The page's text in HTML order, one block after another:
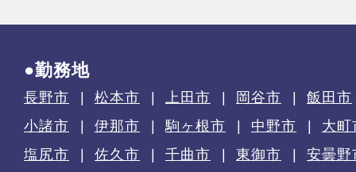
●勤務地
長野市 松本市 上田市 岡谷市
飯田市
小諸市
伊那市 駒ヶ根市 中野市
大町
塩尻市
佐久市 千曲市 東御市
安曇野